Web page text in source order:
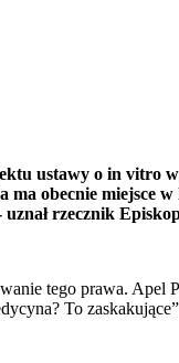
ustawy o in vitro
ma obecnie miejsce
rzecznik
tego prawa. Apel
To